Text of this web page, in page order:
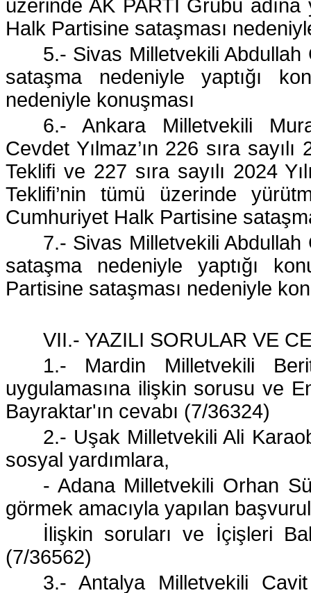
üzerinde AK PARTİ Grubu adına
Halk Partisine sataşması
5.- Sivas Milletvekili Abdullah
sataşma nedeniyle yaptığı
nedeniyle konuşması
6.- Ankara Milletvekili
Cevdet Yılmaz’ın 226 sıra
Teklifi ve 227 sıra sayılı 2024
Teklifi’nin tümü üzerinde
Cumhuriyet Halk Partisine
7.- Sivas Milletvekili Abdullah
sataşma nedeniyle yaptığı
Partisine sataşması nedeniyle
VII.- YAZILI SORULAR VE
1.- Mardin Milletvekili
uygulamasına ilişkin sorusu ve
Bayraktar'ın cevabı (7/36324)
2.- Uşak Milletvekili Ali
sosyal yardımlara,
- Adana Milletvekili Orhan
görmek amacıyla yapılan
İlişkin soruları ve İçişleri
(7/36562)
3.- Antalya Milletvekili Cavit